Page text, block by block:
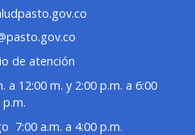
de atención
a 12:00 m. y 2:00 p.m. a 6:00
p.m.
7:00 a.m. a 4:00 p.m.